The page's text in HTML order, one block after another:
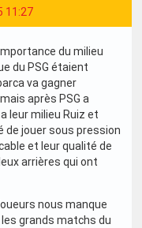
11:27
du milieu
du PSG étaient
va gagner
après PSG a
leur milieu Ruiz et
de jouer sous pression
et leur qualité de
arrières qui ont
nous manque
grands matchs du